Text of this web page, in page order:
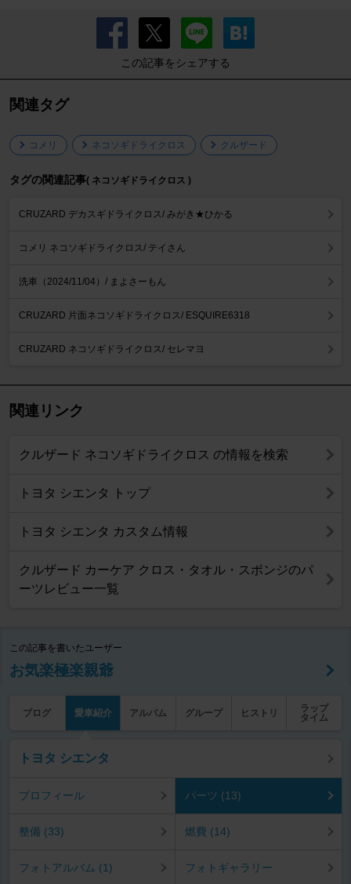
この記事をシェアする
関連タグ
コメリ ネコソギドライクロス クルザード
タグの関連記事( ネコソギドライクロス )
CRUZARD デカスギドライクロス/ みがき★ひかる
コメリ ネコソギドライクロス/ テイさん
洗車（2024/11/04）/ まよさーもん
CRUZARD 片面ネコソギドライクロス/ ESQUIRE6318
CRUZARD ネコソギドライクロス/ セレマヨ
関連リンク
クルザード ネコソギドライクロス の情報を検索
トヨタ シエンタ トップ
トヨタ シエンタ カスタム情報
クルザード カーケア クロス・タオル・スポンジのパ
ーツレビュー一覧
この記事を書いたユーザー
お気楽極楽親爺
ブログ 愛車紹介 アルバム グループ ヒストリ
ラップ
タイム
トヨタ シエンタ
プロフィール パーツ (13)
整備 (33) 燃費 (14)
フォトアルバム (1) フォトギャラリー